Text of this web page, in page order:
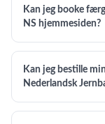
Kan jeg booke
NS hjemmesiden?
Kan jeg bestille
Nederlandsk